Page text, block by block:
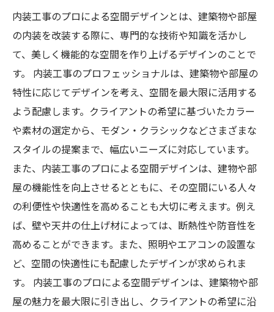
内装工事のプロによる空間デザインとは、建築物や部屋
の内装を改装する際に、専門的な技術や知識を活かし
て、美しく機能的な空間を作り上げるデザインのことで
す。 内装工事のプロフェッショナルは、建築物や部屋の
特性に応じてデザインを考え、空間を最大限に活用する
よう配慮します。クライアントの希望に基づいたカラー
や素材の選定から、モダン・クラシックなどさまざまな
スタイルの提案まで、幅広いニーズに対応しています。
また、内装工事のプロによる空間デザインは、建物や部
屋の機能性を向上させるとともに、その空間にいる人々
の利便性や快適性を高めることも大切に考えます。例え
ば、壁や天井の仕上げ材によっては、断熱性や防音性を
高めることができます。また、照明やエアコンの設置な
ど、空間の快適性にも配慮したデザインが求められま
す。 内装工事のプロによる空間デザインは、建築物や部
屋の魅力を最大限に引き出し、クライアントの希望に沿